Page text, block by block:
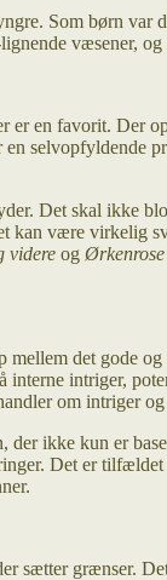
Som børn var
væsener,
en favorit. Der
selvopfyldende
Det skal ikke
kan være
videre og Ørkenrose
det gode
intriger,
om intriger
ikke kun er
Det er tilfældet
sætter grænser.